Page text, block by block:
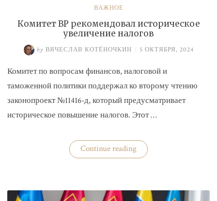
ВАЖНОЕ
Комитет ВР рекомендовал историческое
увеличение налогов
by ВЯЧЕСЛАВ КОТЁНОЧКИН / 5 ОКТЯБРЯ, 2024
Комитет по вопросам финансов, налоговой и
таможенной политики поддержал ко второму чтению
законопроект №11416-д, который предусматривает
историческое повышение налогов. Этот …
Continue reading«Комитет
ВР
налогов»